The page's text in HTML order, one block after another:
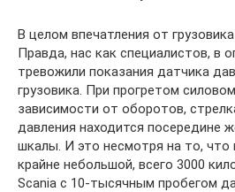
В целом впечатления от
Правда, нас как специалистов, в
тревожили показания датчика
грузовика. При прогретом силовом
зависимости от оборотов,
давления находится посередине
шкалы. И это несмотря на то, что
крайне небольшой, всего 3000
Scania с 10-тысячным пробегом